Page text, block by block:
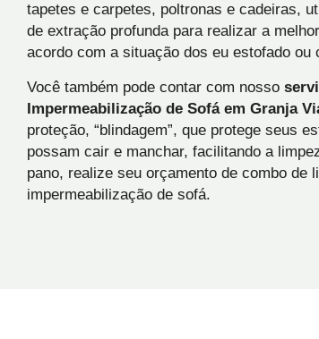
tapetes e carpetes, poltronas e cadeiras,
de extração profunda para realizar a
acordo com a situação dos eu estofado ou
Você também pode contar com nosso
Impermeabilização de Sofá em Granja
proteção, “blindagem”, que protege seus
possam cair e manchar, facilitando a
pano, realize seu orçamento de combo de
impermeabilização de sofá.